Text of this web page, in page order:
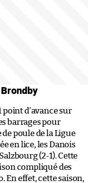
point d’avance sur
barrages pour
poule de la Ligue
en lice, les Danois
(2-1). Cette
compliqué des
En effet, cette saison,